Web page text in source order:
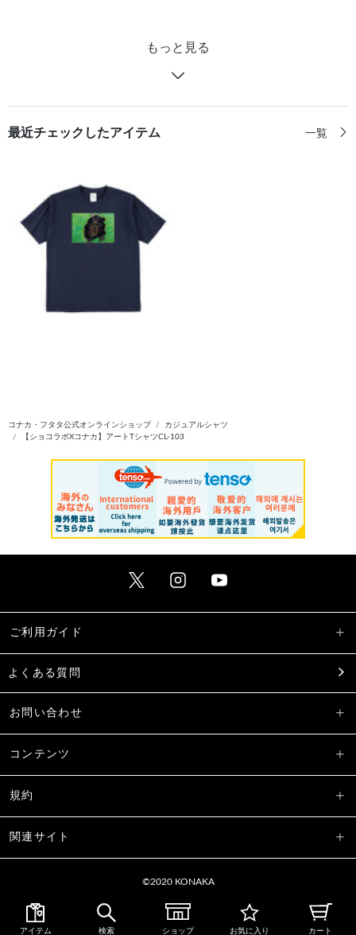
もっと見る
最近チェックしたアイテム 一覧
コナカ・フタタ公式オンラインショップ
カジュアルシャツ
【ショコラボXコナカ】アートTシャツCL-103
ご利用ガイド
よくある質問
お問い合わせ
コンテンツ
規約
関連サイト
©2020 KONAKA
アイテム 検索 ショップ お気に入り カート